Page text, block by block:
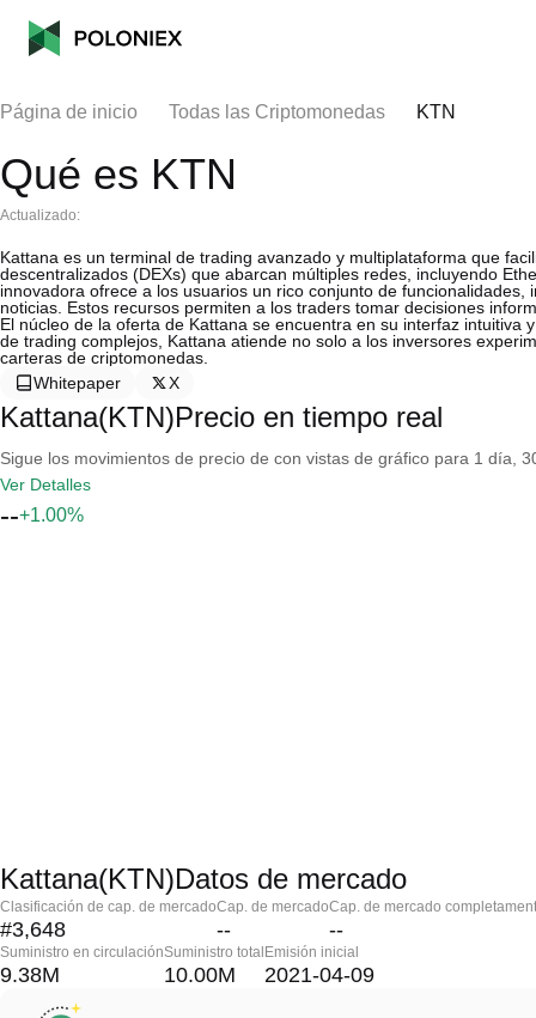
Página de inicio Todas las Criptomonedas KTN
Qué es KTN
Actualizado:
Kattana es un terminal de trading avanzado y multiplataforma que
descentralizados (DEXs) que abarcan múltiples redes, incluyendo
innovadora ofrece a los usuarios un rico conjunto de
noticias. Estos recursos permiten a los traders tomar decisiones
El núcleo de la oferta de Kattana se encuentra en su interfaz
de trading complejos, Kattana atiende no solo a los inversores
carteras de criptomonedas.
Whitepaper
X
Kattana(KTN)Precio en tiempo real
Sigue los movimientos de precio de con vistas de gráfico para 1 día,
Ver Detalles
--+1.00%
Kattana(KTN)Datos de mercado
Clasificación de cap. de mercado
#3,648
Cap. de mercado
--
Cap. de mercado
--
Suministro en circulación
9.38M
Suministro total
10.00M
Emisión inicial
2021-04-09